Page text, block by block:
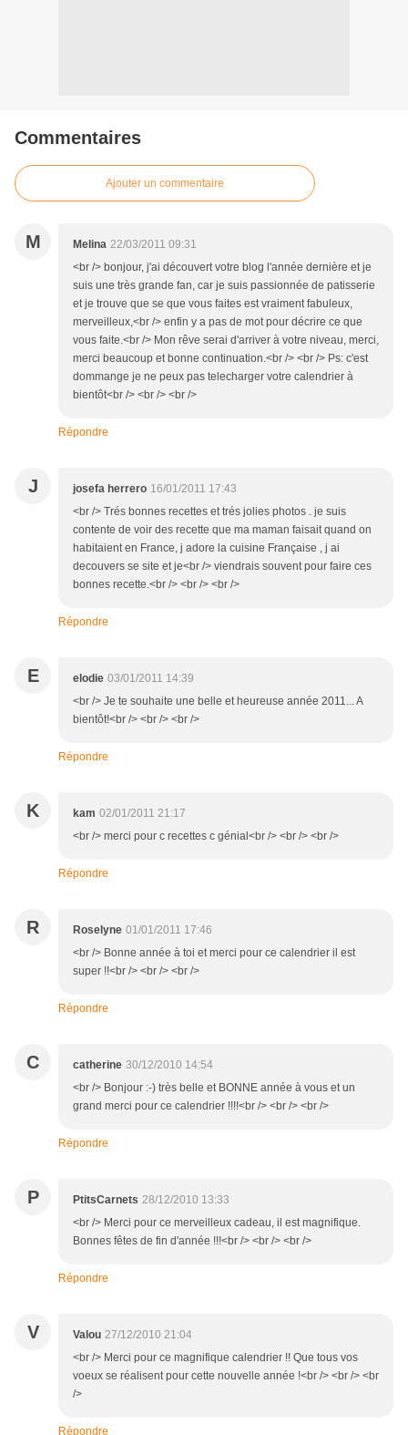
Commentaires
Ajouter un commentaire
M Melina 22/03/2011 09:31
<br /> bonjour, j'ai découvert votre blog l'année dernière et je
suis une très grande fan, car je suis passionnée de patisserie
et je trouve que se que vous faites est vraiment fabuleux,
merveilleux,<br /> enfin y a pas de mot pour décrire ce que
vous faite.<br /> Mon rêve serai d'arriver à votre niveau, merci,
merci beaucoup et bonne continuation.<br /> <br /> Ps: c'est
dommange je ne peux pas telecharger votre calendrier à
bientôt<br /> <br /> <br />
Répondre
J josefa herrero 16/01/2011 17:43
<br /> Trés bonnes recettes et trés jolies photos . je suis
contente de voir des recette que ma maman faisait quand on
habitaient en France, j adore la cuisine Française , j ai
decouvers se site et je<br /> viendrais souvent pour faire ces
bonnes recette.<br /> <br /> <br />
Répondre
E elodie 03/01/2011 14:39
<br /> Je te souhaite une belle et heureuse année 2011... A
bientôt!<br /> <br /> <br />
Répondre
K kam 02/01/2011 21:17
<br /> merci pour c recettes c génial<br /> <br /> <br />
Répondre
R Roselyne 01/01/2011 17:46
<br /> Bonne année à toi et merci pour ce calendrier il est
super !!<br /> <br /> <br />
Répondre
C catherine 30/12/2010 14:54
<br /> Bonjour :-) très belle et BONNE année à vous et un
grand merci pour ce calendrier !!!!<br /> <br /> <br />
Répondre
P PtitsCarnets 28/12/2010 13:33
<br /> Merci pour ce merveilleux cadeau, il est magnifique.
Bonnes fêtes de fin d'année !!!<br /> <br /> <br />
Répondre
V Valou 27/12/2010 21:04
<br /> Merci pour ce magnifique calendrier !! Que tous vos
voeux se réalisent pour cette nouvelle année !<br /> <br /> <br
/>
Répondre